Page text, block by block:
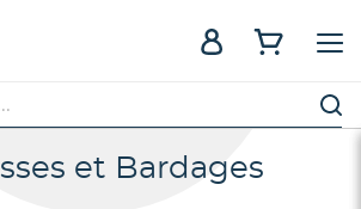
et Bardages